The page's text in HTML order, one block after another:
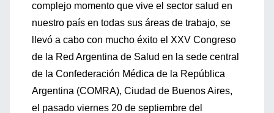
complejo momento que vive el sector salud en
nuestro país en todas sus áreas de trabajo, se
llevó a cabo con mucho éxito el XXV Congreso
de la Red Argentina de Salud en la sede central
de la Confederación Médica de la República
Argentina (COMRA), Ciudad de Buenos Aires,
el pasado viernes 20 de septiembre del